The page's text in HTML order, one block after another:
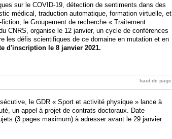
sur le COVID-19, détection de sentiments dans des
médical, traduction automatique, formation virtuelle, et
le Groupement de recherche « Traitement
CNRS, organise le 12 janvier, un cycle de conférences
les défis scientifiques de ce domaine en mutation et en
d'inscription le 8 janvier 2021.
haut de page
le GDR « Sport et activité physique » lance à
un appel à projet de contrats doctoraux. Date
(3 pages maximum) à adresser avant le 29 janvier